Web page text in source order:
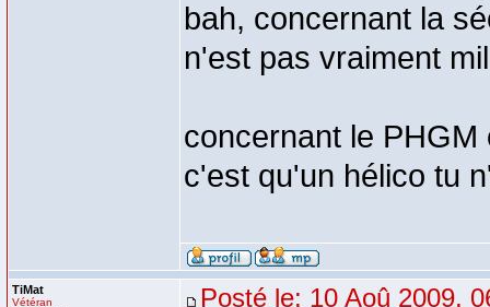
bah, concernant la
n'est pas vraiment
concernant le
c'est qu'un hélico tu
TiMat
Vétéran Posté le: 10 Aoû 2009,